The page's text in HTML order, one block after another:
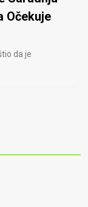
Očekuje
da je